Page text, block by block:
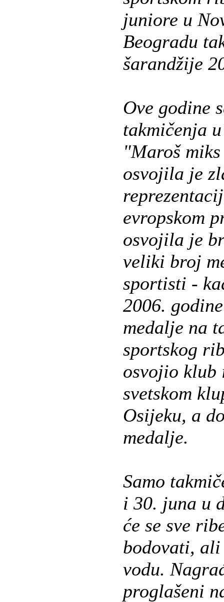
juniore u
Beogradu
šarandžije
Ove godine
takmičenja
"Maroš
osvojila je
evropskom
osvojila je
veliki broj
sportisti -
2006.
medalje na
sportskog
osvojio klub
svetskom
Osijeku, a
medalje.
Samo
i 30. juna u
će se sve
bodovati,
vodu.
proglašeni